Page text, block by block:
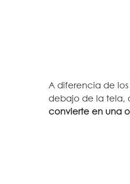
A diferencia de
debajo de la tela,
convierte en una